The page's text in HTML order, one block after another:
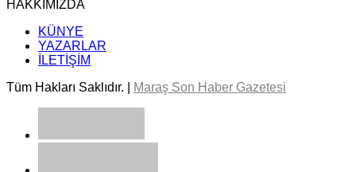
HAKKIMIZDA
KÜNYE
YAZARLAR
İLETİŞİM
Tüm Hakları Saklıdır. |
Maraş Son Haber Gazetesi